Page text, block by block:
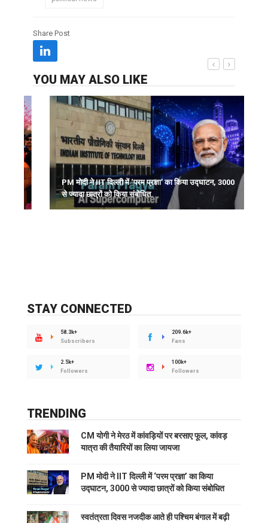
Share Post
YOU MAY ALSO LIKE
PM मोदी ने IIT दिल्ली में ‘परम प्रज्ञा’ का किया उद्घाटन, 3000
से ज्यादा छात्रों को किया संबोधित.
STAY CONNECTED
58.3k+
Subscribers
209.6k+
Fans
2.5k+
Followers
100k+
Followers
TRENDING
CM योगी ने मेरठ में कांवड़ियों पर बरसाए फूल, कांवड़
यात्रा की तैयारियों का लिया जायजा
PM मोदी ने IIT दिल्ली में ‘परम प्रज्ञा’ का किया
उद्घाटन, 3000 से ज्यादा छात्रों को किया संबोधित
स्वतंत्रता दिवस नजदीक आते ही पश्चिम बंगाल में बढ़ी